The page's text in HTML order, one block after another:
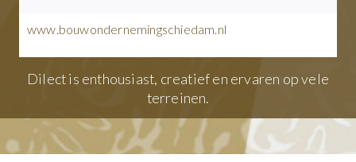
www.kripik.nl
Dilect is enthousiast, creatief en ervaren op vele
terreinen.